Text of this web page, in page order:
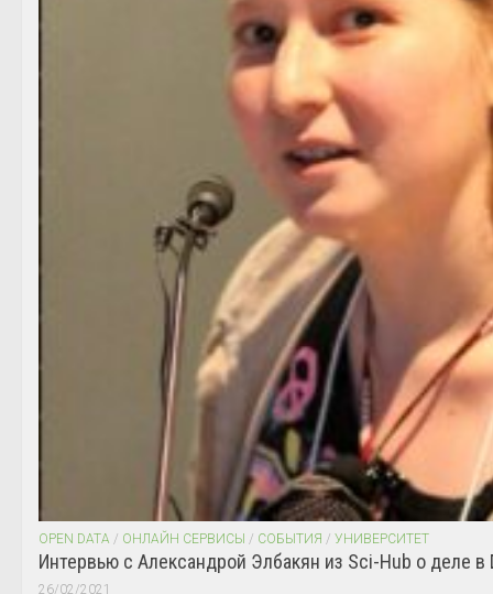
OPEN DATA / ОНЛАЙН СЕРВИСЫ / СОБЫТИЯ / УНИВЕРСИТЕТ
Интервью с Александрой Элбакян из Sci-Hub о деле в
26/02/2021